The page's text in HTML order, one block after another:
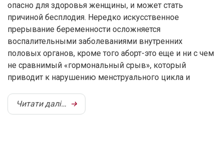
опасно для здоровья женщины, и может стать
причиной бесплодия. Нередко искусственное
прерывание беременности осложняется
воспалительными заболеваниями внутренних
половых органов, кроме того аборт-это еще и ни с чем
не сравнимый «гормональный срыв», который
приводит к нарушению менструального цикла и
Читати далі…